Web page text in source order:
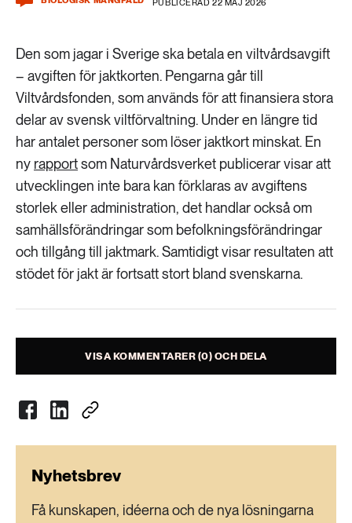
Landsbygd
Livsstil & konsumtion
Mat & jordbruk
Skog
Social hållbarhet
Transport
1492 ARTIKLAR
Klimat
252 ARTIKLAR
Landsbygd
939 ARTIKLAR
Livsstil & konsumtion
612 ARTIKLAR
262 ARTIKLAR
360 ARTIKLAR
Social hållbarhet
Transport
Den som jagar i Sverige ska betala en viltvårdsavgift
– avgiften för jaktkorten. Pengarna går till
Viltvårdsfonden, som används för att finansiera stora
delar av svensk viltförvaltning. Under en längre tid
har antalet personer som löser jaktkort minskat. En
ny rapportsom Naturvårdsverket publicerar visar att
utvecklingen inte bara kan förklaras av avgiftens
storlek eller administration, det handlar också om
samhällsförändringar som befolkningsförändringar
och tillgång till jaktmark. Samtidigt visar resultaten att
stödet för jakt är fortsatt stort bland svenskarna.
VISA KOMMENTARER (0) OCH DELA
Nyhetsbrev
Få kunskapen, idéerna och de nya lösningarna